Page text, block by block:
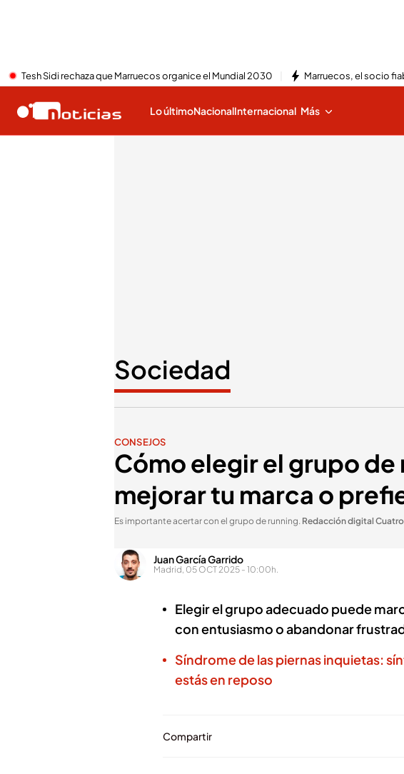
Tesh Sidi rechaza que Marruecos organice el Mundial 2030 Marruecos, el socio
Lo últimoNacionalInternacional Más
Sociedad
CONSEJOS
Cómo elegir el grupo
mejorar tu marca o
Es importante acertar con el grupo de running. Redacción digital Cuatro
Juan García Garrido
Madrid, 05 OCT 2025 - 10:00h.
Elegir el grupo adecuado puede
con entusiasmo o abandonar
Síndrome de las piernas inquietas:
estás en reposo
Compartir